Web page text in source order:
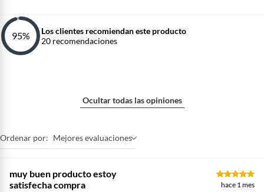
95%
Los clientes recomiendan este producto
20 recomendaciones
Ocultar todas las opiniones
Ordenar por: Mejores evaluaciones
muy buen producto estoy
satisfecha compra
hace 1 mes